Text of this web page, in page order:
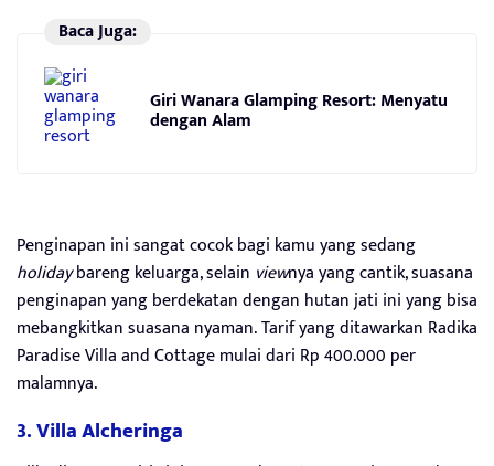
Baca Juga:
Giri Wanara Glamping Resort: Menyatu
dengan Alam
Penginapan ini sangat cocok bagi kamu yang sedang
holidaybareng keluarga, selain viewnya yang cantik, suasana
penginapan yang berdekatan dengan hutan jati ini yang bisa
mebangkitkan suasana nyaman. Tarif yang ditawarkan Radika
Paradise Villa and Cottage mulai dari Rp 400.000 per
malamnya.
3. Villa Alcheringa